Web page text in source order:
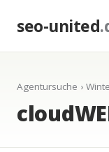
seo-united
Agentursuche ›